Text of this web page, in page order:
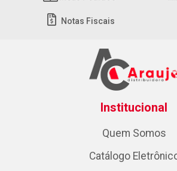
Notas Fiscais
Institucional
Quem Somos
Catálogo